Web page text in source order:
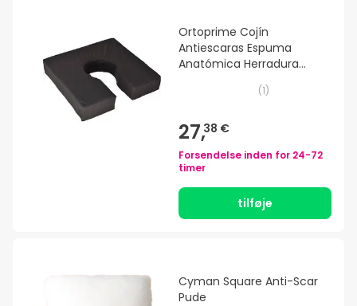
Ortoprime Cojín
Antiescaras Espuma
Anatómica Herradura
(1)
27,38 €
Forsendelse inden for 24-72
timer
tilføje
Cyman Square Anti-Scar
Pude